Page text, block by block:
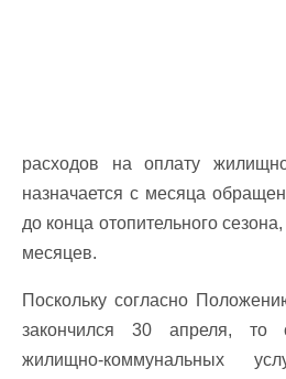
расходов на оплату
назначается с месяца
до конца отопительного
месяцев.
Поскольку согласно
закончился 30 апреля, то
жилищно-коммунальных